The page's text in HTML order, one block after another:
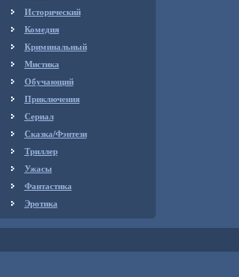
Исторический
Комедия
Криминальный
Мистика
Обучающий
Приключения
Сериал
Сказка/Фэнтези
Триллер
Ужасы
Фантастика
Эротика